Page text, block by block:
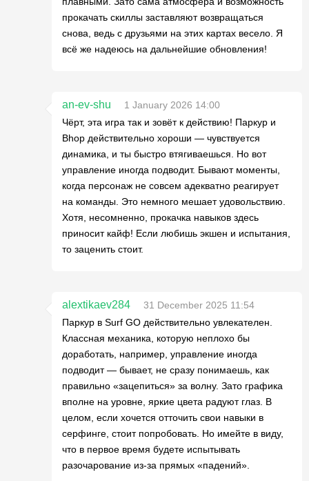
прокачать скиллы заставляют возвращаться
снова, ведь с друзьями на этих картах весело. Я
всё же надеюсь на дальнейшие обновления!
an-ev-shu
1 January 2026 14:00
Чёрт, эта игра так и зовёт к действию! Паркур и
Bhop действительно хороши — чувствуется
динамика, и ты быстро втягиваешься. Но вот
управление иногда подводит. Бывают моменты,
когда персонаж не совсем адекватно реагирует
на команды. Это немного мешает удовольствию.
Хотя, несомненно, прокачка навыков здесь
приносит кайф! Если любишь экшен и испытания,
то заценить стоит.
alextikaev284
31 December 2025 11:54
Паркур в Surf GO действительно увлекателен.
Классная механика, которую неплохо бы
доработать, например, управление иногда
подводит — бывает, не сразу понимаешь, как
правильно «зацепиться» за волну. Зато графика
вполне на уровне, яркие цвета радуют глаз. В
целом, если хочется отточить свои навыки в
серфинге, стоит попробовать. Но имейте в виду,
что в первое время будете испытывать
разочарование из-за прямых «падений».